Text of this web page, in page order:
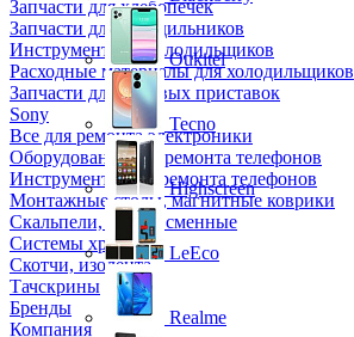
Запчасти для хлебопечек
Запчасти для холодильников
Инструмент для холодильщиков
Расходные материалы для холодильщиков
Запчасти для игровых приставок
Sony
Все для ремонта электроники
Оборудование для ремонта телефонов
Инструменты для ремонта телефонов
Монтажные столы, магнитные коврики
Скальпели, лезвия сменные
Системы хранения
Скотчи, изолента
Тачскрины
Бренды
Компания
Oukitel
Tecno
Highscreen
LeEco
Realme